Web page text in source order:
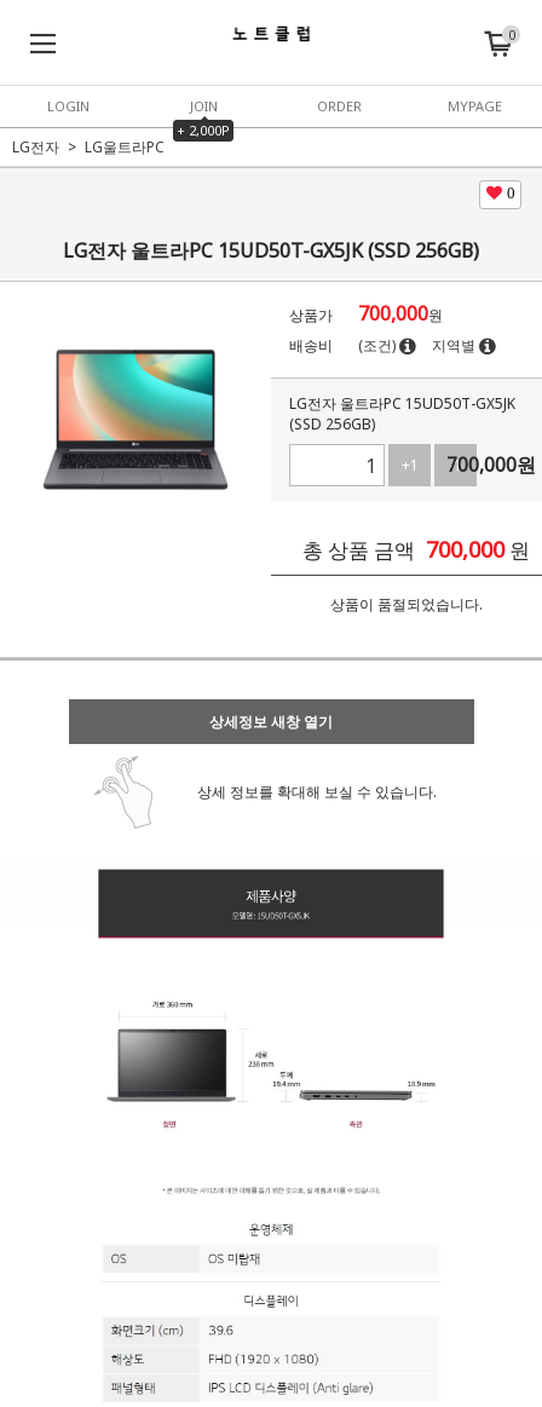
0
LOGIN
JOIN
+ 2,000P
ORDER MYPAGE
LG전자 LG울트라PC
0
LG전자 울트라PC 15UD50T-GX5JK (SSD 256GB)
상품가 700,000원
배송비
(조건) 지역별
LG전자 울트라PC 15UD50T-GX5JK
(SSD 256GB)
+1
-1
700,000원
총 상품 금액 700,000 원
상품이 품절되었습니다.
상세정보 새창 열기
상세 정보를 확대해 보실 수 있습니다.